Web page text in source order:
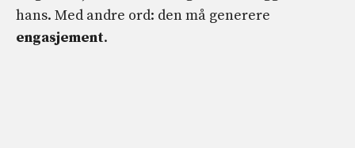
hans. Med andre ord: den må generere
engasjement.